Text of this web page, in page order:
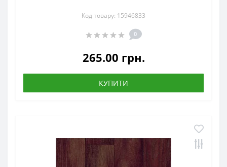
Код товару: 15946833
0
265.00 грн.
КУПИТИ